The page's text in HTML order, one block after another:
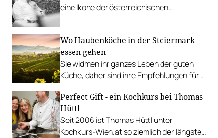
eine Ikone der österreichischen
Wo Haubenköche in der Steiermark
essen gehen
Sie widmen ihr ganzes Leben der guten
Küche, daher sind ihre Empfehlungen für
wertvoll.
Perfect Gift - ein Kochkurs bei Thomas
Hüttl
Seit 2006 ist Thomas Hüttl unter
Kochkurs-Wien.at so ziemlich der längste